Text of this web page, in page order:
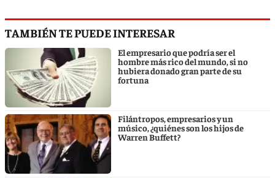
TAMBIÉN TE PUEDE INTERESAR
El empresario que podría ser el
hombre más rico del mundo, si no
hubiera donado gran parte de su
fortuna
Filántropos, empresarios y un
músico, ¿quiénes son los hijos de
Warren Buffett?